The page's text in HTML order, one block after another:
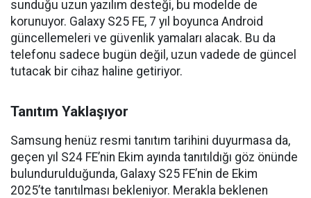
sunduğu uzun yazılım desteği, bu modelde de
korunuyor. Galaxy S25 FE, 7 yıl boyunca Android
güncellemeleri ve güvenlik yamaları alacak. Bu da
telefonu sadece bugün değil, uzun vadede de güncel
tutacak bir cihaz haline getiriyor.
Tanıtım Yaklaşıyor
Samsung henüz resmi tanıtım tarihini duyurmasa da,
geçen yıl S24 FE’nin Ekim ayında tanıtıldığı göz önünde
bulundurulduğunda, Galaxy S25 FE’nin de Ekim
2025’te tanıtılması bekleniyor. Merakla beklenen